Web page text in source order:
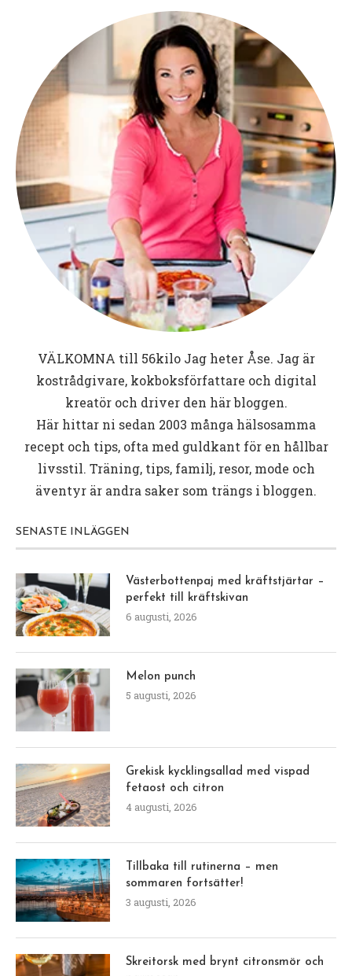
VÄLKOMNA till 56kiloJag heter Åse. Jag är
kostrådgivare, kokboksförfattare och digital
kreatör och driver den här bloggen.
Här hittar ni sedan 2003 många hälsosamma
recept och tips, ofta med guldkant för en hållbar
livsstil. Träning, tips, familj, resor, mode och
äventyr är andra saker som trängs i bloggen.
SENASTE INLÄGGEN
Västerbottenpaj med kräftstjärtar –
perfekt till kräftskivan
6 augusti, 2026
Melon punch
5 augusti, 2026
Grekisk kycklingsallad med vispad
fetaost och citron
4 augusti, 2026
Tillbaka till rutinerna – men
sommaren fortsätter!
3 augusti, 2026
Skreitorsk med brynt citronsmör och